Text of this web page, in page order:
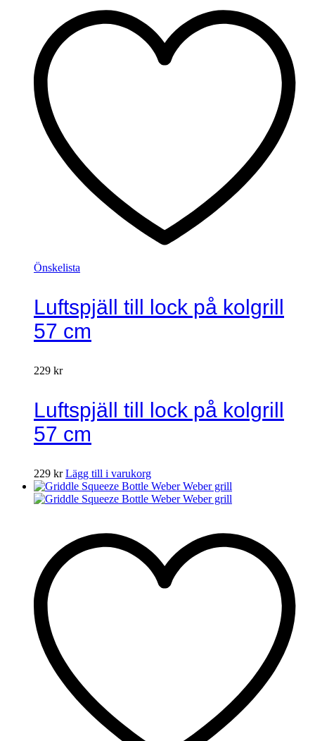
Önskelista
Luftspjäll till lock på kolgrill
57 cm
229 kr
Luftspjäll till lock på kolgrill
57 cm
229 kr Lägg till i varukorg